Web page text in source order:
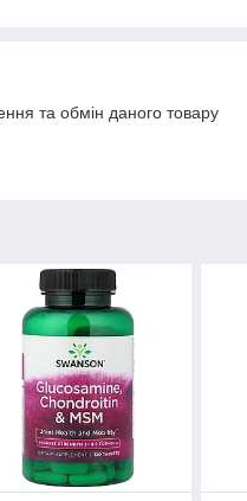
та обмін даного товару